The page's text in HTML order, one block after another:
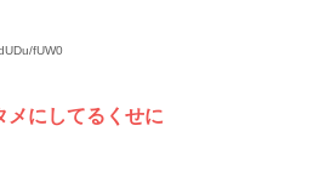
fUW0
メにしてるくせに